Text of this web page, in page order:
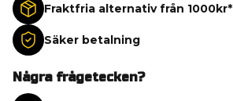
Fraktfria alternativ från 1000kr*
Säker betalning
Några frågetecken?